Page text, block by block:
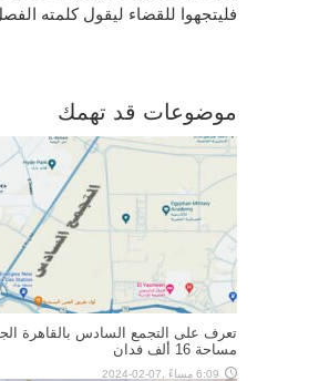
فليتجهوا للقضاء ليقول كلمته
موضوعات قد تهمك
تعرف على التجمع السادس بالقاهرة
مساحة 16 ألف فدان
6:09 مساءً ,07-02-2024